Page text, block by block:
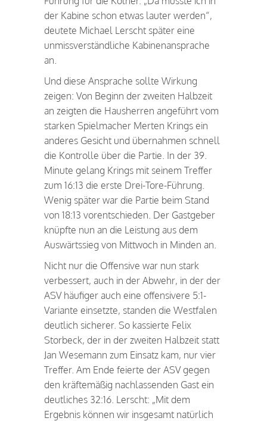
der Kabine schon etwas lauter werden“,
deutete Michael Lerscht später eine
unmissverständliche Kabinenansprache
an.
Und diese Ansprache sollte Wirkung
zeigen: Von Beginn der zweiten Halbzeit
an zeigten die Hausherren angeführt vom
starken Spielmacher Merten Krings ein
anderes Gesicht und übernahmen schnell
die Kontrolle über die Partie. In der 39.
Minute gelang Krings mit seinem Treffer
zum 16:13 die erste Drei-Tore-Führung.
Wenig später war die Partie beim Stand
von 18:13 vorentschieden. Der Gastgeber
knüpfte nun an die Leistung aus dem
Auswärtssieg von Mittwoch in Minden an.
Nicht nur die Offensive war nun stark
verbessert, auch in der Abwehr, in der der
ASV häufiger auch eine offensivere 5:1-
Variante einsetzte, standen die Westfalen
deutlich sicherer. So kassierte Felix
Storbeck, der in der zweiten Halbzeit statt
Jan Wesemann zum Einsatz kam, nur vier
Treffer. Am Ende feierte der ASV gegen
den kräftemäßig nachlassenden Gast ein
deutliches 32:16. Lerscht: „Mit dem
Ergebnis können wir insgesamt natürlich